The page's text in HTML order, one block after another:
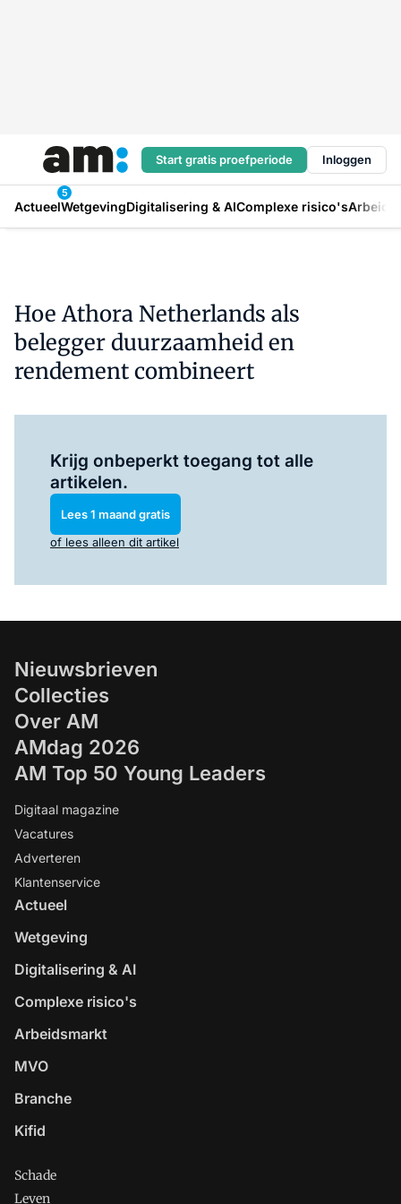
Start gratis proefperiode Inloggen
Actueel
5
WetgevingDigitalisering & AIComplexe risico's
Hoe Athora Netherlands als
belegger duurzaamheid en
rendement combineert
Krijg onbeperkt toegang tot alle
artikelen.
Lees 1 maand gratis
of lees alleen dit artikel
Nieuwsbrieven
Collecties
Over AM
AMdag 2026
AM Top 50 Young Leaders
Digitaal magazine
Vacatures
Adverteren
Klantenservice
Actueel
Wetgeving
Digitalisering & AI
Complexe risico's
Arbeidsmarkt
MVO
Branche
Kifid
Schade
Leven